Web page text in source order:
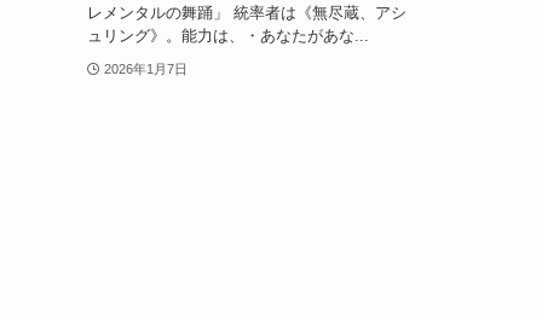
レメンタルの舞踊」 統率者は《無尽蔵、アシ
ュリング》。能力は、・あなたがあな...
2026年1月7日